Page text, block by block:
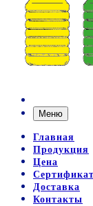
Меню
Главная
Продукция
Цена
Доставка
Контакты